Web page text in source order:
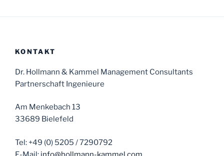
KONTAKT
Dr. Hollmann & Kammel Management Consultants
Partnerschaft Ingenieure
Am Menkebach 13
33689 Bielefeld
Tel: +49 (0) 5205 / 7290792